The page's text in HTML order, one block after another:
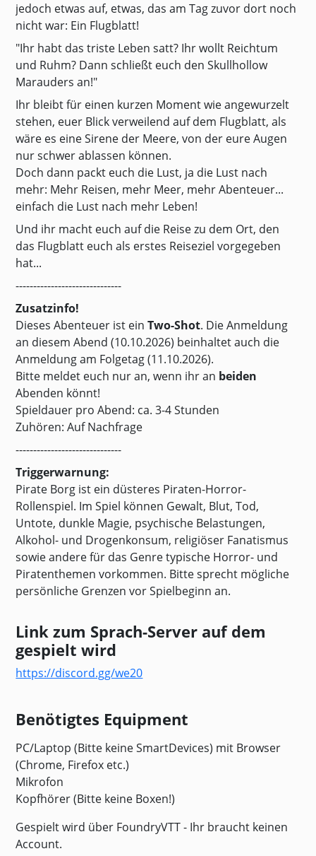
jedoch etwas auf, etwas, das am Tag zuvor dort noch
nicht war: Ein Flugblatt!
"Ihr habt das triste Leben satt? Ihr wollt Reichtum
und Ruhm? Dann schließt euch den Skullhollow
Marauders an!"
Ihr bleibt für einen kurzen Moment wie angewurzelt
stehen, euer Blick verweilend auf dem Flugblatt, als
wäre es eine Sirene der Meere, von der eure Augen
nur schwer ablassen können.
Doch dann packt euch die Lust, ja die Lust nach
mehr: Mehr Reisen, mehr Meer, mehr Abenteuer...
einfach die Lust nach mehr Leben!
Und ihr macht euch auf die Reise zu dem Ort, den
das Flugblatt euch als erstes Reiseziel vorgegeben
hat...
------------------------------
Zusatzinfo!
Dieses Abenteuer ist einTwo-Shot. Die Anmeldung
an diesem Abend (10.10.2026) beinhaltet auch die
Anmeldung am Folgetag (11.10.2026).
Bitte meldet euch nur an, wenn ihr an beiden
Abenden könnt!
Spieldauer pro Abend: ca. 3-4 Stunden
Zuhören: Auf Nachfrage
------------------------------
Triggerwarnung:
Pirate Borg ist ein düsteres Piraten-Horror-
Rollenspiel. Im Spiel können Gewalt, Blut, Tod,
Untote, dunkle Magie, psychische Belastungen,
Alkohol- und Drogenkonsum, religiöser Fanatismus
sowie andere für das Genre typische Horror- und
Piratenthemen vorkommen. Bitte sprecht mögliche
persönliche Grenzen vor Spielbeginn an.
Link zum Sprach-Server auf dem
gespielt wird
https://discord.gg/we20
Benötigtes Equipment
PC/Laptop (Bitte keine SmartDevices) mit Browser
(Chrome, Firefox etc.)
Mikrofon
Kopfhörer (Bitte keine Boxen!)
Gespielt wird über FoundryVTT - Ihr braucht keinen
Account.